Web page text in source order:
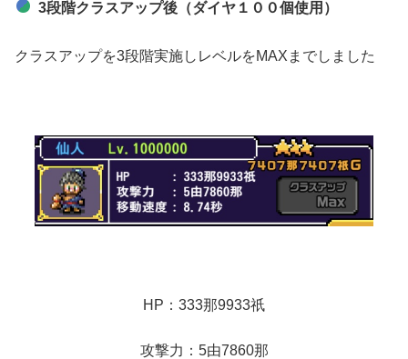
3段階クラスアップ後（ダイヤ１００個使用）
クラスアップを3段階実施しレベルをMAXまでしました
HP：333那9933祇
攻撃力：5由7860那